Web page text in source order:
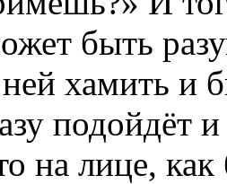
быть
хамить и
подойдёт
на лице,